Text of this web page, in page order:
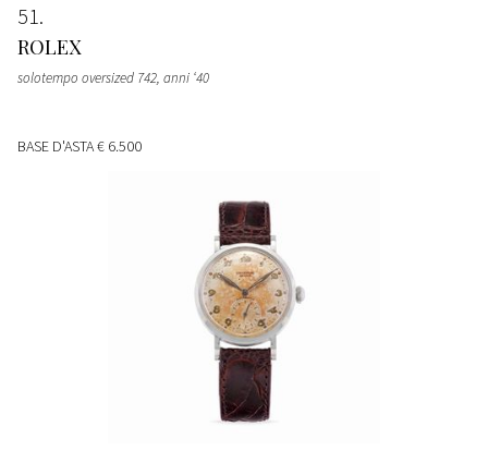
51
ROLEX
solotempo oversized 742, anni ‘40
BASE D'ASTA€ 6.500